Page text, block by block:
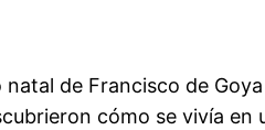
de Francisco de
cómo se vivía en